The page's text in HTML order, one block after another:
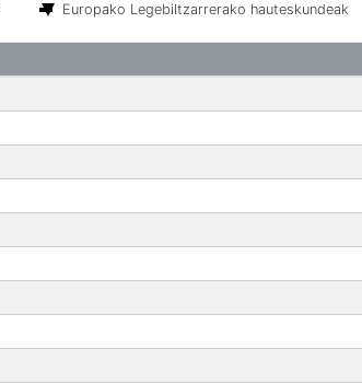
Europako Legebiltzarrerako hauteskundeak